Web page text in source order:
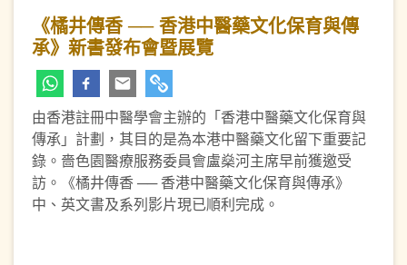
《橘井傳香 ── 香港中醫藥文化保育與傳
承》新書發布會暨展覽
由香港註冊中醫學會主辦的「香港中醫藥文化保育與
傳承」計劃，其目的是為本港中醫藥文化留下重要記
錄。嗇色園醫療服務委員會盧燊河主席早前獲邀受
訪。《橘井傳香 ── 香港中醫藥文化保育與傳承》
中、英文書及系列影片現已順利完成。